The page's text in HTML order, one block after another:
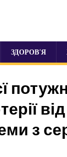
ЗДОРОВ’Я
з